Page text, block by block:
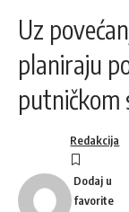
Uz
planiraju
putničkom
Redakcija